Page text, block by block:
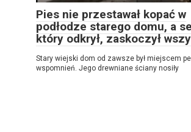
Pies nie przestawał kopać w
podłodze starego domu, a
który odkrył, zaskoczył
Stary wiejski dom od zawsze był miejscem
wspomnień. Jego drewniane ściany nosiły